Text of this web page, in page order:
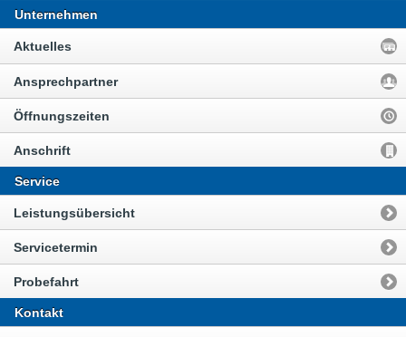
Unternehmen
Aktuelles
Ansprechpartner
Öffnungszeiten
Anschrift
Service
Leistungsübersicht
Servicetermin
Probefahrt
Kontakt